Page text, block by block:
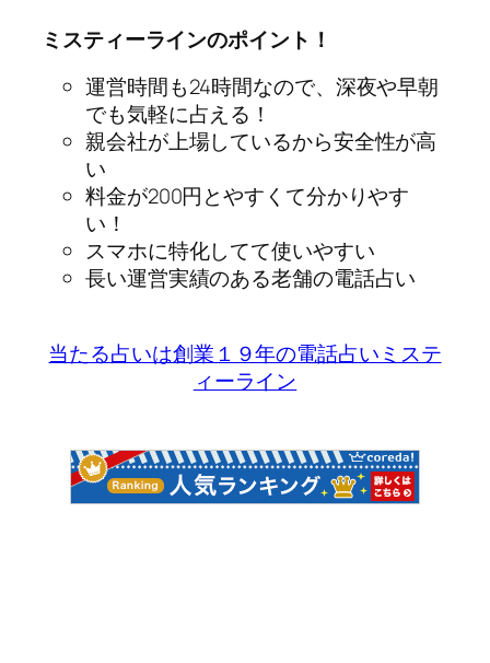
ミスティーラインのポイント！
運営時間も24時間なので、深夜や早朝
でも気軽に占える！
親会社が上場しているから安全性が高
い
料金が200円とやすくて分かりやす
い！
スマホに特化してて使いやすい
長い運営実績のある老舗の電話占い
当たる占いは創業１９年の電話占いミステ
ィーライン